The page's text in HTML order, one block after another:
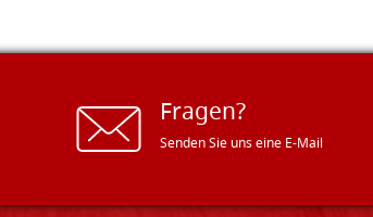
Fragen?
Senden Sie uns eine E-Mail